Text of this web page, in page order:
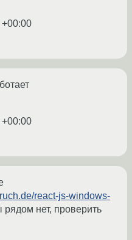
react-js-windows-
нет, проверить